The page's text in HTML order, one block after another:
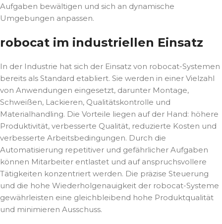
Aufgaben bewältigen und sich an dynamische
Umgebungen anpassen.
robocat im industriellen Einsatz
In der Industrie hat sich der Einsatz von robocat-Systemen
bereits als Standard etabliert. Sie werden in einer Vielzahl
von Anwendungen eingesetzt, darunter Montage,
Schweißen, Lackieren, Qualitätskontrolle und
Materialhandling. Die Vorteile liegen auf der Hand: höhere
Produktivität, verbesserte Qualität, reduzierte Kosten und
verbesserte Arbeitsbedingungen. Durch die
Automatisierung repetitiver und gefährlicher Aufgaben
können Mitarbeiter entlastet und auf anspruchsvollere
Tätigkeiten konzentriert werden. Die präzise Steuerung
und die hohe Wiederholgenauigkeit der robocat-Systeme
gewährleisten eine gleichbleibend hohe Produktqualität
und minimieren Ausschuss.